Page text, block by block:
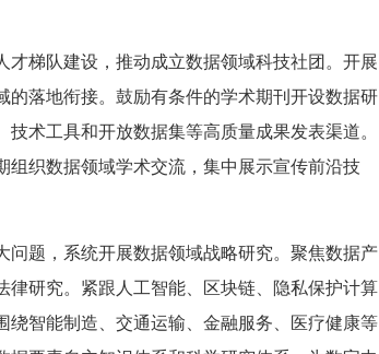
才梯队建设，推动成立数据领域科技社团。开展
落地衔接。鼓励有条件的学术期刊开设数据研
术工具和开放数据集等高质量成果发表渠道。
织数据领域学术交流，集中展示宣传前沿技
问题，系统开展数据领域战略研究。聚焦数据产
研究。紧跟人工智能、区块链、隐私保护计算
智能制造、交通运输、金融服务、医疗健康等